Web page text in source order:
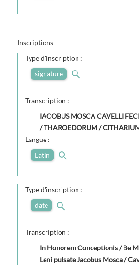
Inscriptions
Type d'inscription :
signature
Transcription :
IACOBUS MOSCA CAVELLI
/ THAROEDORUM /
Langue :
Latin
Type d'inscription :
date
Transcription :
In Honorem Conceptionis / Be
Leni pulsate Jacobus Mosca /